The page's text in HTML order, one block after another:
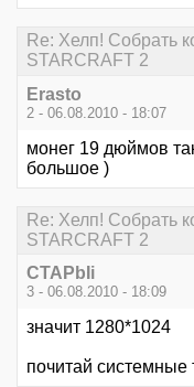
Re: Хелп! Собрать
STARCRAFT 2
Erasto
2 - 06.08.2010 - 18:07
монег 19 дюймов
большое )
Re: Хелп! Собрать
STARCRAFT 2
CTAPbIi
3 - 06.08.2010 - 18:09
значит 1280*1024
почитай системные